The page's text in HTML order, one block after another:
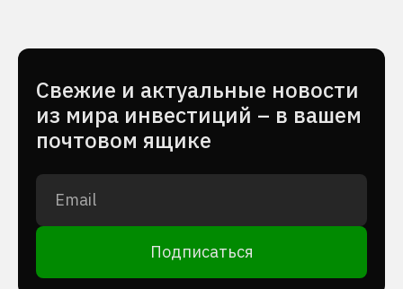
Cвежие и актуальные новости
из мира инвестиций – в вашем
почтовом ящике
Подписаться